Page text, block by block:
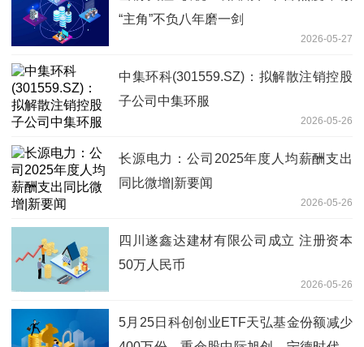
“主角”不负八年磨一剑
2026-05-27
中集环科(301559.SZ)：拟解散注销控股
子公司中集环服
2026-05-26
长源电力：公司2025年度人均薪酬支出
同比微增|新要闻
2026-05-26
四川遂鑫达建材有限公司成立 注册资本
50万人民币
2026-05-26
5月25日科创创业ETF天弘基金份额减少